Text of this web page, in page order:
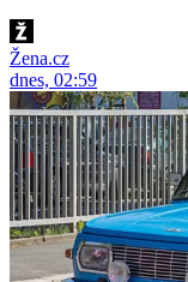
Žena.cz
dnes, 02:59